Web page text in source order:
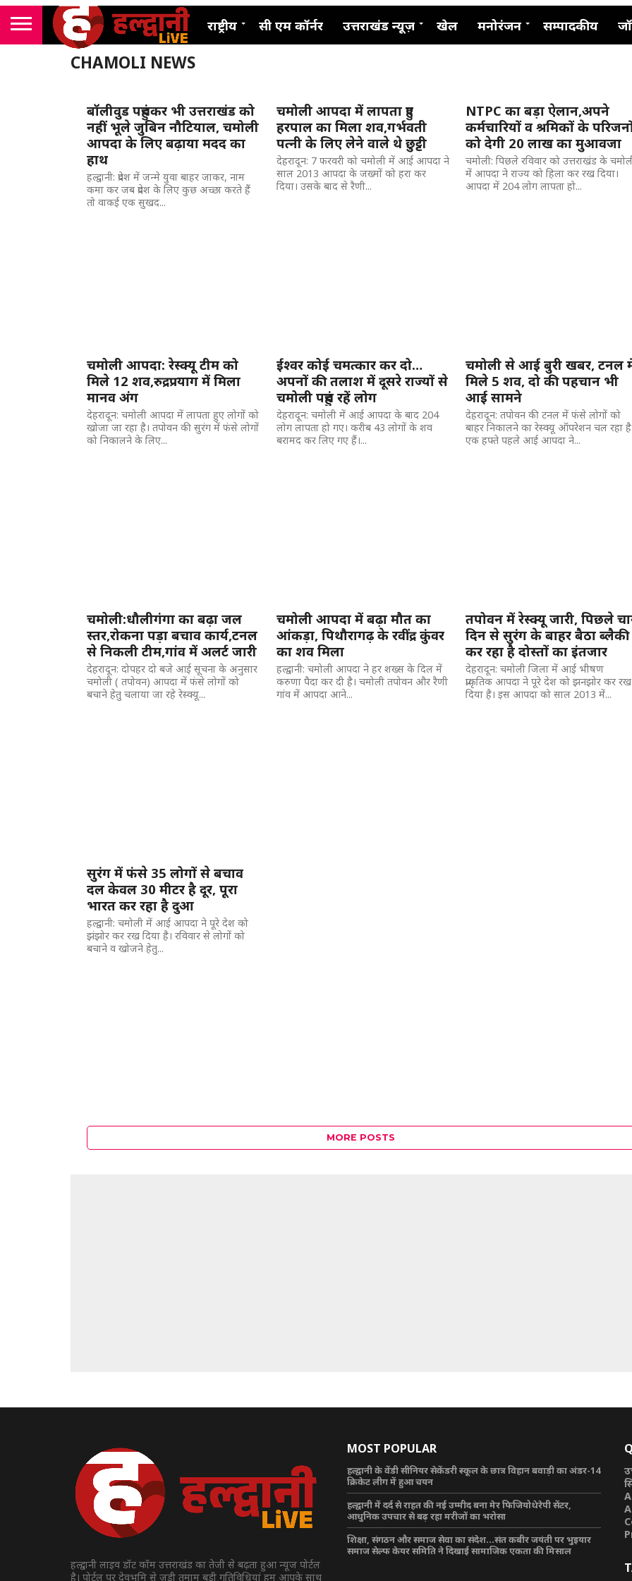
राष्ट्रीय सी एम कॉर्नर उत्तराखंड न्यूज़ खेल मनोरंजन सम्पादकीय
CHAMOLI NEWS
बॉलीवुड पहुंचकर भी उत्तराखंड को
नहीं भूले जुबिन नौटियाल, चमोली
आपदा के लिए बढ़ाया मदद का
हाथ
हल्द्वानी: प्रदेश में जन्मे युवा बाहर जाकर, नाम
कमा कर जब प्रदेश के लिए कुछ अच्छा करते हैं
तो वाकई एक सुखद...
चमोली आपदा में लापता हुए
हरपाल का मिला शव,गर्भवती
पत्नी के लिए लेने वाले थे छुट्टी
देहरादून: 7 फरवरी को चमोली में आई आपदा ने
साल 2013 आपदा के जख्मों को हरा कर
दिया। उसके बाद से रैणी...
NTPC का बड़ा ऐलान,अपने
कर्मचारियों व श्रमिकों के
को देगी 20 लाख का मुआवजा
चमोली: पिछले रविवार को उत्तराखंड के
में आपदा ने राज्य को हिला कर रख दिया।
आपदा में 204 लोग लापता हो...
चमोली आपदा: रेस्क्यू टीम को
मिले 12 शव,रुद्रप्रयाग में मिला
मानव अंग
देहरादून: चमोली आपदा में लापता हुए लोगों को
खोजा जा रहा है। तपोवन की सुरंग में फंसे लोगों
को निकालने के लिए...
ईश्वर कोई चमत्कार कर दो…
अपनों की तलाश में दूसरे राज्यों से
चमोली पहुंच रहें लोग
देहरादून: चमोली में आई आपदा के बाद 204
लोग लापता हो गए। करीब 43 लोगों के शव
बरामद कर लिए गए हैं।...
चमोली से आई बुरी खबर, टनल
मिले 5 शव, दो की पहचान भी
आई सामने
देहरादून: तपोवन की टनल में फंसे लोगों को
बाहर निकालने का रेस्क्यू ऑपरेशन चल रहा
एक हफ्ते पहले आई आपदा ने...
चमोली:धौलीगंगा का बढ़ा जल
स्तर,रोकना पड़ा बचाव कार्य,टनल
से निकली टीम,गांव में अलर्ट जारी
देहरादून: दोपहर दो बजे आई सूचना के अनुसार
चमोली ( तपोवन) आपदा में फंसे लोगों को
बचाने हेतु चलाया जा रहे रेस्क्यू...
चमोली आपदा में बढ़ा मौत का
आंकड़ा, पिथौरागढ़ के रवींद्र कुंवर
का शव मिला
हल्द्वानी: चमोली आपदा ने हर शख्स के दिल में
करुणा पैदा कर दी है। चमोली तपोवन और रैणी
गांव में आपदा आने...
तपोवन में रेस्क्यू जारी, पिछले
दिन से सुरंग के बाहर बैठा ब्लैकी
कर रहा है दोस्तों का इंतजार
देहरादून: चमोली जिला में आई भीषण
प्राकृतिक आपदा ने पूरे देश को झनझोर कर रख
दिया है। इस आपदा को साल 2013 में...
सुरंग में फंसे 35 लोगों से बचाव
दल केवल 30 मीटर है दूर, पूरा
भारत कर रहा है दुआ
हल्द्वानी: चमोली में आई आपदा ने पूरे देश को
झंझोर कर रख दिया है। रविवार से लोगों को
बचाने व खोजने हेतु...
MORE POSTS
हल्द्वानी लाइव डॉट कॉम उत्तराखंड का तेजी से बढ़ता हुआ न्यूज पोर्टल
है। पोर्टल पर देवभूमि से जुड़ी तमाम बड़ी गतिविधियां हम आपके साथ
MOST POPULAR
हल्द्वानी के वेंडी सीनियर सेकेंडरी स्कूल के छात्र विहान बवाड़ी का अंडर-14
क्रिकेट लीग में हुआ चयन
हल्द्वानी में दर्द से राहत की नई उम्मीद बना मेर फिजियोथेरेपी सेंटर,
आधुनिक उपचार से बढ़ रहा मरीजों का भरोसा
शिक्षा, संगठन और समाज सेवा का संदेश…संत कबीर जयंती पर भुइयार
समाज सेल्फ केयर समिति ने दिखाई सामाजिक एकता की मिसाल